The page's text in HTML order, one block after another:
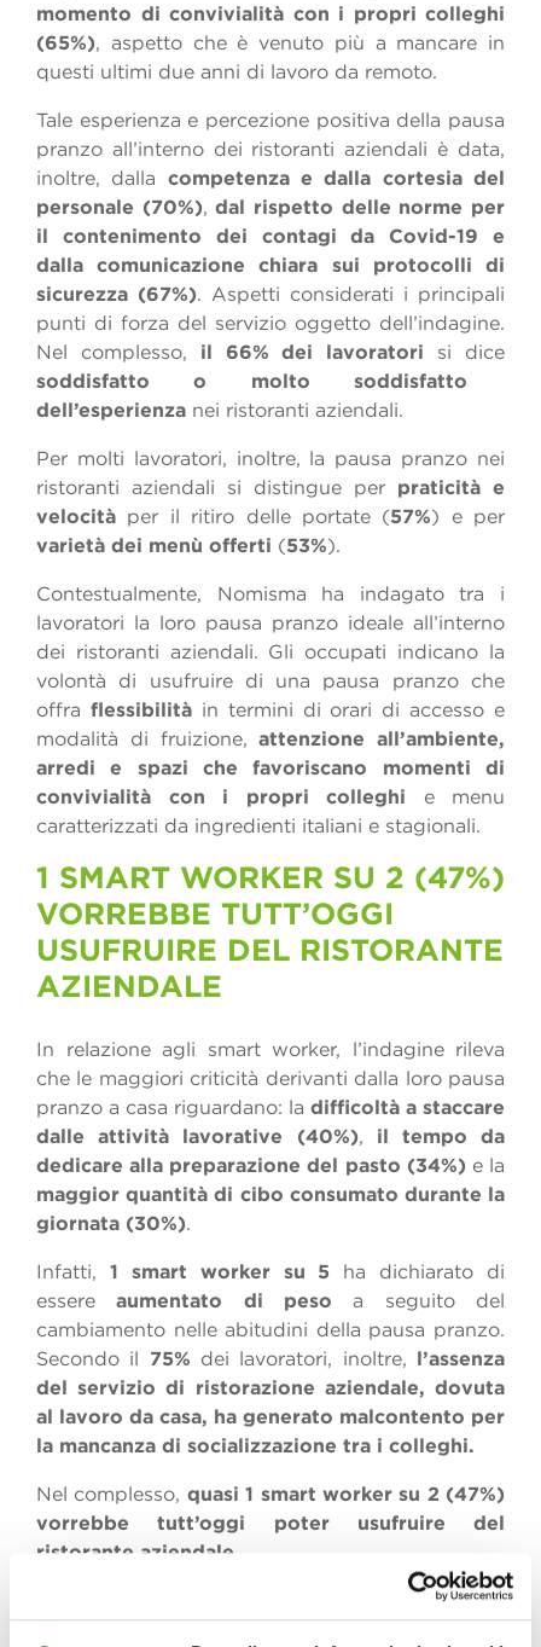
momento di convivialità con i propri colleghi
(65%), aspetto che è venuto più a mancare in
questi ultimi due anni di lavoro da remoto.
Tale esperienza e percezione positiva della pausa
pranzo all’interno dei ristoranti aziendali è data,
inoltre, dalla competenza e dalla cortesia del
personale (70%),dal rispetto delle norme per
il contenimento dei contagi da Covid-19 e
dalla comunicazione chiara sui protocolli di
sicurezza (67%). Aspetti considerati i principali
punti di forza del servizio oggetto dell’indagine.
Nel complesso, il 66% dei lavoratori si dice
soddisfatto o molto soddisfatto
dell’esperienza nei ristoranti aziendali.
Per molti lavoratori, inoltre, la pausa pranzo nei
ristoranti aziendali si distingue per praticità e
velocità per il ritiro delle portate (57%) e per
varietà dei menù offerti (53%).
Contestualmente, Nomisma ha indagato tra i
lavoratori la loro pausa pranzo ideale all’interno
dei ristoranti aziendali. Gli occupati indicano la
volontà di usufruire di una pausa pranzo che
offra flessibilitàin termini di orari di accesso e
modalità di fruizione,attenzione all’ambiente,
arredi e spazi che favoriscano momenti di
convivialità con i propri colleghi e menu
caratterizzati da ingredienti italiani e stagionali.
1 SMART WORKER SU 2 (47%)
VORREBBE TUTT’OGGI
USUFRUIRE DEL RISTORANTE
AZIENDALE
In relazione agli smart worker, l’indagine rileva
che le maggiori criticità derivanti dalla loro pausa
pranzo a casa riguardano: la difficoltà a staccare
dalle attività lavorative (40%), il tempo da
dedicare alla preparazione del pasto (34%) e la
maggior quantità di cibo consumato durante la
giornata (30%).
Infatti, 1 smart worker su 5 ha dichiarato di
essereaumentato di peso a seguito del
cambiamento nelle abitudini della pausa pranzo.
Secondo il 75% dei lavoratori, inoltre, l’assenza
del servizio di ristorazione aziendale, dovuta
al lavoro da casa, ha generato malcontento per
la mancanza di socializzazione tra i colleghi.
Nel complesso, quasi 1 smart worker su 2 (47%)
vorrebbe tutt’oggi poter usufruire del
ristorante aziendale